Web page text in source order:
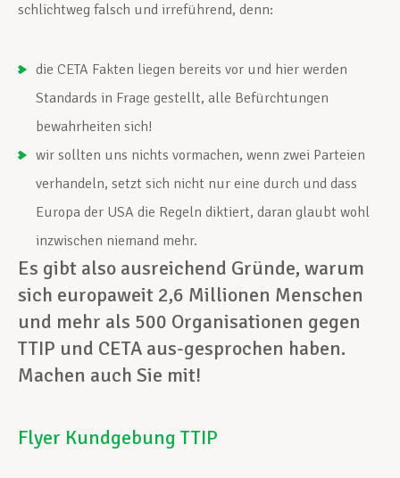
schlichtweg falsch und irreführend, denn:
die CETA Fakten liegen bereits vor und hier werden
Standards in Frage gestellt, alle Befürchtungen
bewahrheiten sich!
wir sollten uns nichts vormachen, wenn zwei Parteien
verhandeln, setzt sich nicht nur eine durch und dass
Europa der USA die Regeln diktiert, daran glaubt wohl
inzwischen niemand mehr.
Es gibt also ausreichend Gründe, warum
sich europaweit 2,6 Millionen Menschen
und mehr als 500 Organisationen gegen
TTIP und CETA aus-gesprochen haben.
Machen auch Sie mit!
Flyer Kundgebung TTIP